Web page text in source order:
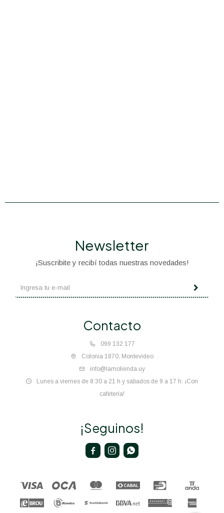
Contacto
099 132 177
Colonia 1870, Montevideo
info@lamolienda.uy
Lunes a viernes de 8:30 a 21 h y sábados de 9 a 17 h. ¡Con
cafetería!
Newsletter
¡Suscribite y recibí todas nuestras novedades!
¡Seguinos!
  